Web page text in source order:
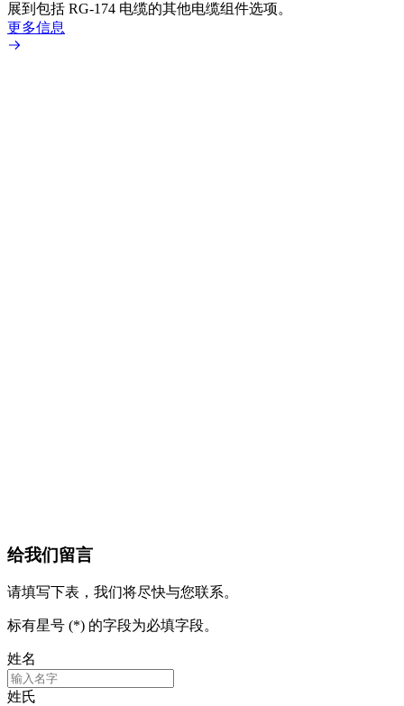
展到包括 RG-174 电缆的其他电缆组件选项。
更多信息
给我们留言
请填写下表，我们将尽快与您联系。
标有星号 (*) 的字段为必填字段。
姓名
姓氏